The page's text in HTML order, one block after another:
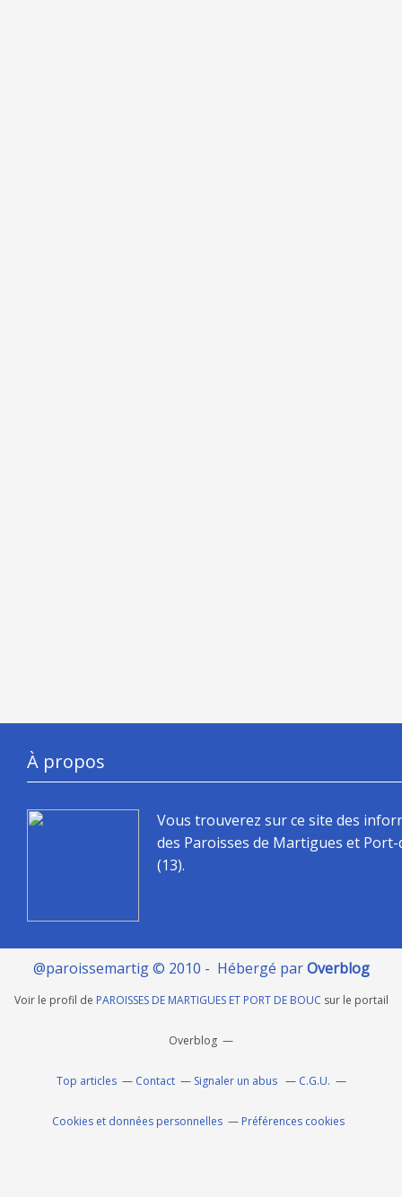
À propos
Vous trouverez sur ce site des
des Paroisses de Martigues et
(13).
@paroissemartig © 2010 - Hébergé parOverblog
Voir le profil de PAROISSES DE MARTIGUES ET PORT DE BOUC sur le portail
Overblog
Top articles Contact Signaler un abus C.G.U.
Cookies et données personnelles Préférences cookies